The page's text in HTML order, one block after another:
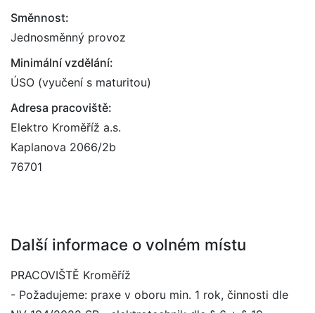
Směnnost:
Jednosměnný provoz
Minimální vzdělání:
ÚSO (vyučení s maturitou)
Adresa pracoviště:
Elektro Kroměříž a.s.
Kaplanova 2066/2b
76701
Další informace o volném místu
PRACOVIŠTĚ Kroměříž
- Požadujeme: praxe v oboru min. 1 rok, činnosti dle